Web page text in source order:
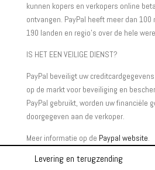
kunnen kopers en verkopers online
ontvangen. PayPal heeft meer dan
190 landen en regio’s over de hele
IS HET EEN VEILIGE DIENST?
PayPal beveiligt uw
op de markt voor beveiliging en
PayPal gebruikt, worden uw financiële
doorgegeven aan de verkoper.
Meer informatie op de Paypal website.
Levering en terugzending